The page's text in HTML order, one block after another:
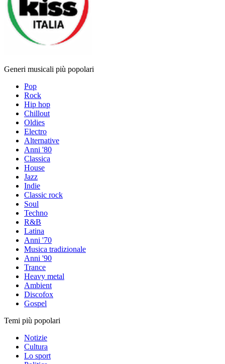
Generi musicali più popolari
Pop
Rock
Hip hop
Chillout
Oldies
Electro
Alternative
Anni '80
Classica
House
Jazz
Indie
Classic rock
Soul
Techno
R&B
Latina
Anni '70
Musica tradizionale
Anni '90
Trance
Heavy metal
Ambient
Discofox
Gospel
Temi più popolari
Notizie
Cultura
Lo sport